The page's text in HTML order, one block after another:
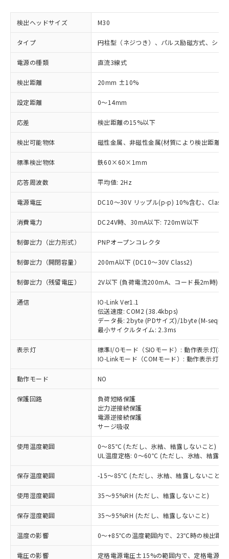
検出ヘッドサイズ M30
タイプ 円柱型（ネジつき）、パルス励磁方式、シー
電源の種類 直流3線式
検出距離 20mm ±10%
設定距離 0～14mm
応差 検出距離の15%以下
検出可能物体 磁性金属、非磁性金属(材質により検出距離が
標準検出物体 鉄60×60×1mm
応答周波数 平均値: 2Hz
電源電圧 DC10～30V リップル(p-p) 10%含む、Class2
消費電力 DC24V時、30mA以下: 720mW以下
制御出力（出力形式） PNPオープンコレクタ
制御出力（開閉容量） 200mA以下 (DC10～30V Class2)
制御出力（残留電圧） 2V以下 (負荷電流200mA、コード長2m時)
通信
IO-Link Ver1.1
伝送速度: COM2 (38.4kbps)
データ長: 2byte (PDサイズ)/1byte (M-
最小サイクルタイム: 2.3ms
表示灯
標準I/Oモード（SIOモード）: 動作表示灯(橙
IO-Linkモード（COMモード）: 動作表示灯(
動作モード NO
保護回路
負荷短絡保護
出力逆接続保護
電源逆接続保護
サージ吸収
使用温度範囲
0～85℃ (ただし、氷結、結露しないこと)
UL温度定格: 0～60℃ (ただし、氷結、結露し
保存温度範囲 -15～85℃ (ただし、氷結、結露しないこと)
使用湿度範囲 35～95%RH (ただし、結露しないこと)
保存湿度範囲 35～95%RH (ただし、結露しないこと)
温度の影響 0～+85℃の温度範囲内で、23℃時の検出距
電圧の影響 定格電源電圧±15%の範囲内で、定格電源
ご利用条件
以下の条件をお読みいただき、同意のうえ
ご利用ください。
本サービスは、当社制御機器事業取扱
商品の当社在庫状況および標準価格
(税抜)を提供させていただくもので
当社制御機器事業取扱商品の中には、
本サービスの対象外となる商品もある
ことをご了承ください。
対応済み：EU RoHS指令（10物質）の
非含有に対応した製品が提供可能な商品で
対応予定：EU RoHS指令（10物質）の非含
有に対応した製品に切り替える予定のある
商品です。
対応予定なし：EU RoHS指令（10物質）の
非含有に非対応の商品で、対応品を出す予
定はありません。
調査・確認中：EU RoHS指令（10物質）の
非含有の対応状況を調査中または確認中の
非該当品：ライセンス料など無形物で、有
害物質有無と関係のない商品です。
仕入先様の事情により、非含有部品として
いたものが、含有品と判明した場合などや
※1 中国RoHS○×表
「○」：最大均質材料含有率が中国RoHSの
基準値以下であることを示します。
「×」：最大均質材料含有率が中国RoHSの
基準値を超えていることを示します。
当社は、これら貴社製品のうち、外国